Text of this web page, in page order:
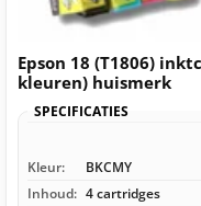
Epson 18 (T1806)
kleuren) huismerk
SPECIFICATIES
Kleur: BKCMY
Inhoud: 4 cartridges